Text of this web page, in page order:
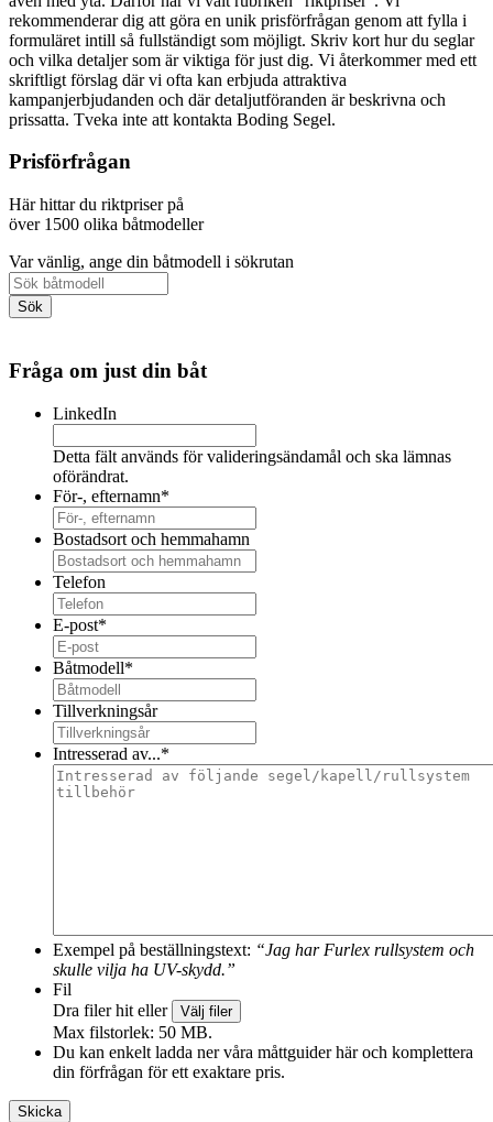
rekommenderar dig att göra en unik prisförfrågan genom att fylla i
formuläret intill så fullständigt som möjligt. Skriv kort hur du seglar
och vilka detaljer som är viktiga för just dig. Vi återkommer med ett
skriftligt förslag där vi ofta kan erbjuda attraktiva
kampanjerbjudanden och där detaljutföranden är beskrivna och
prissatta. Tveka inte att kontakta Boding Segel.
Prisförfrågan
Här hittar du riktpriser på
över 1500 olika båtmodeller
Var vänlig, ange din båtmodell i sökrutan
Fråga om just din båt
LinkedIn
Detta fält används för valideringsändamål och ska lämnas
oförändrat.
För-, efternamn*
Bostadsort och hemmahamn
Telefon
E-post*
Båtmodell*
Tillverkningsår
Intresserad av...*
Exempel på beställningstext: “Jag har Furlex rullsystem och
skulle vilja ha UV-skydd.”
Fil
Dra filer hit eller
Välj filer
Max filstorlek: 50 MB.
Du kan enkelt ladda ner våra måttguider här och komplettera
din förfrågan för ett exaktare pris.